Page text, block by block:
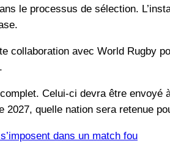
le processus de sélection.
collaboration avec World Rugby
Celui-ci devra être
quelle nation sera retenue
dans un match fou